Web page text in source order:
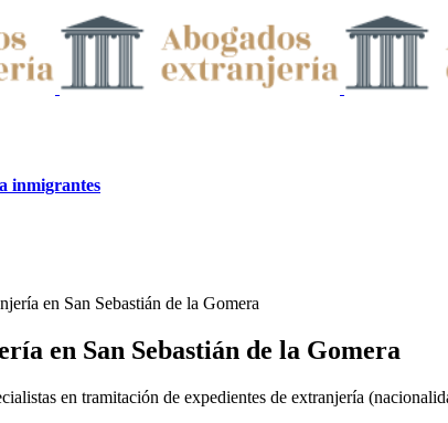
inmigrantes
en San Sebastián de la Gomera
en San Sebastián de la Gomera
en tramitación de expedientes de extranjería